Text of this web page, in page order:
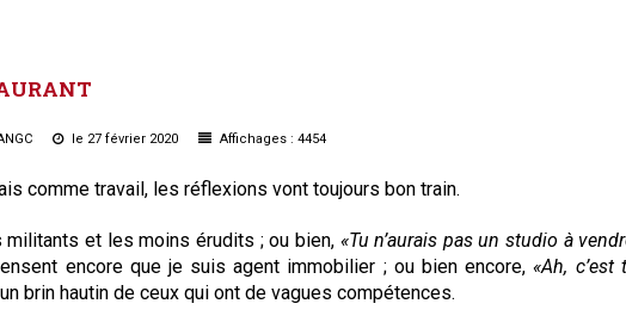
le 27 février 2020 Affichages : 4454
comme travail, les réflexions vont toujours bon train.
et les moins érudits ; ou bien, «Tu n’aurais pas un studio à
encore que je suis agent immobilier ; ou bien encore,«Ah,
brin hautin de ceux qui ont de vagues compétences.